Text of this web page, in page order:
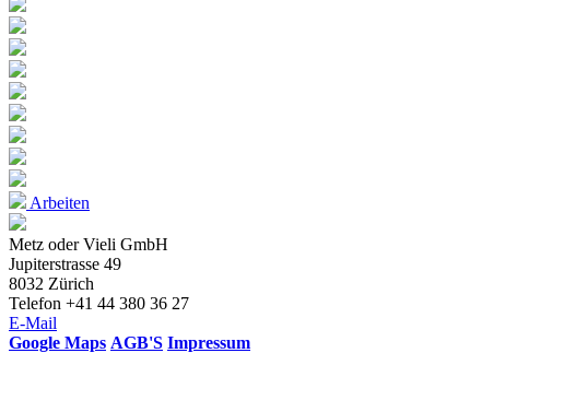
Arbeiten
Metz oder Vieli GmbH
Jupiterstrasse 49
8032 Zürich
Telefon +41 44 380 36 27
E-Mail
Google Maps AGB'S Impressum